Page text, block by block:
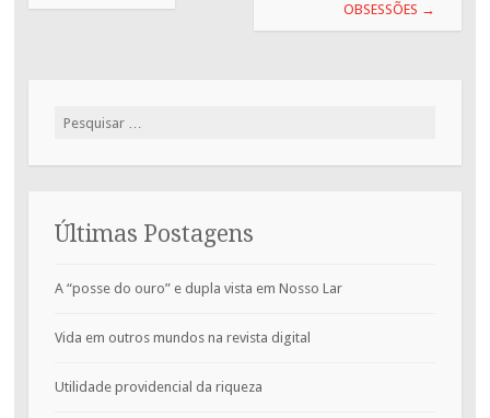
OBSESSÕES →
Pesquisar por:
Últimas Postagens
A “posse do ouro” e dupla vista em Nosso Lar
Vida em outros mundos na revista digital
Utilidade providencial da riqueza